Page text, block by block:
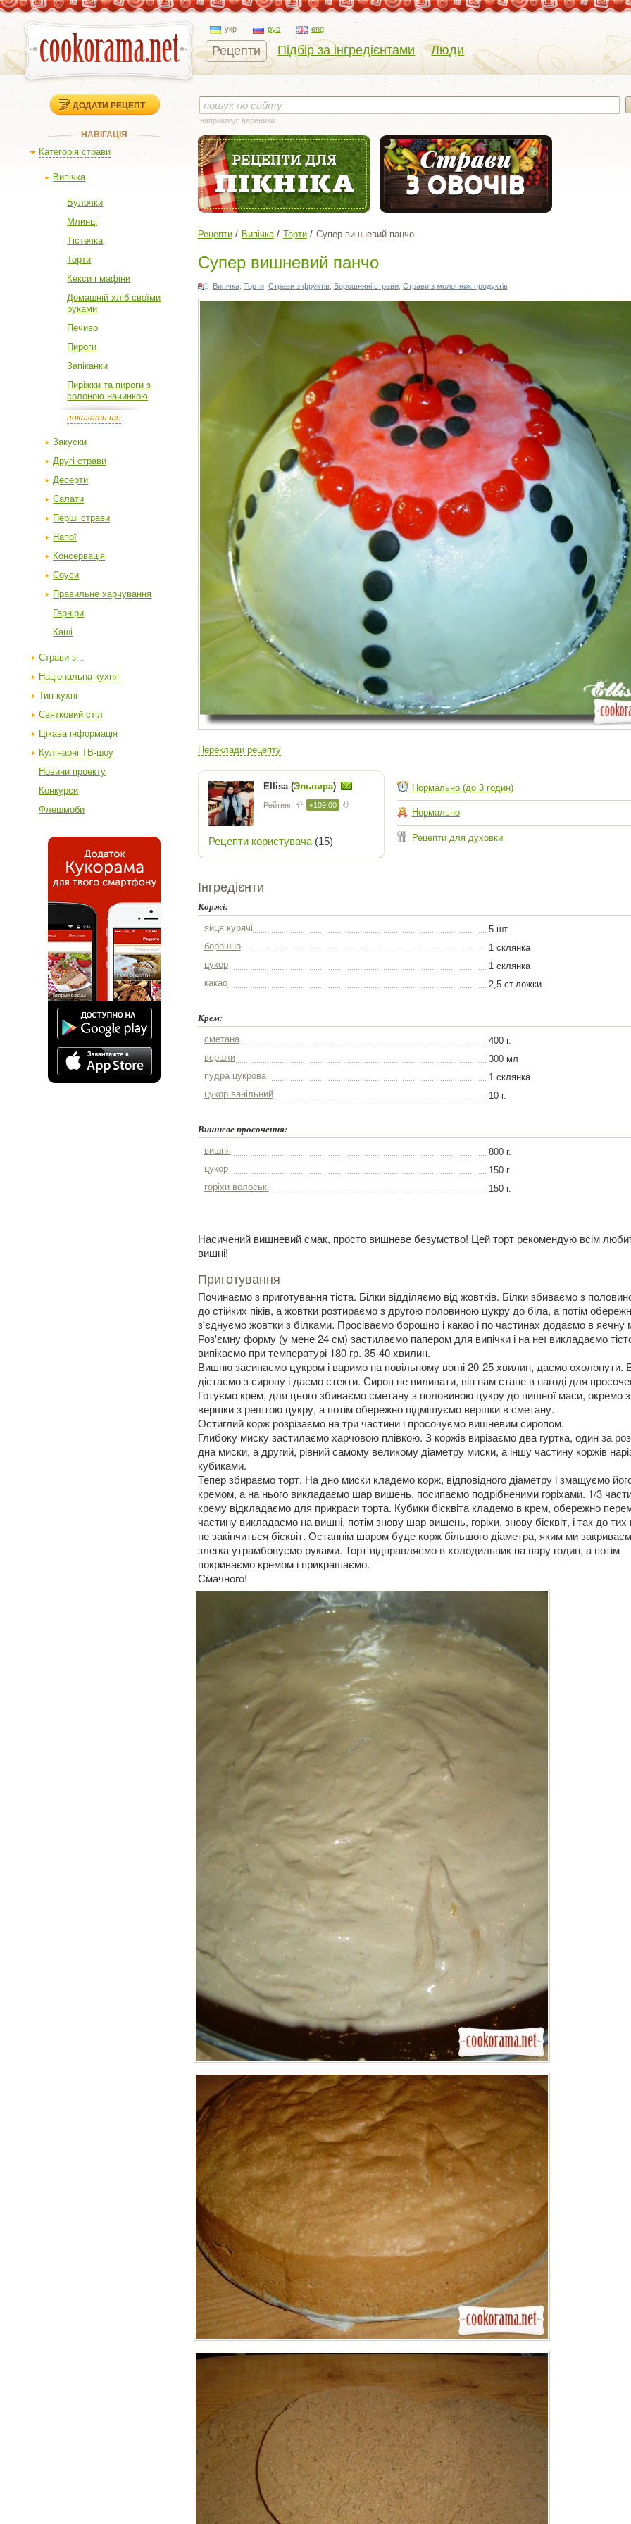
укр рус eng
Рецепти Підбір за інгредієнтами Люди
ДОДАТИ РЕЦЕПТ
НАВІГАЦІЯ
Категорія страви
Випічка
Булочки
Млинці
Тістечка
Торти
Кекси і мафіни
Домашній хліб своїми
руками
Печиво
Пироги
Запіканки
Пиріжки та пироги з
солоною начинкою
показати ще
Закуски
Другі страви
Десерти
Салати
Перші страви
Напої
Консервація
Соуси
Правильне харчування
Гарніри
Каші
Страви з...
Національна кухня
Тип кухні
Святковий стіл
Цікава інформація
Кулінарні ТВ-шоу
Новини проекту
Конкурси
Флешмоби
наприклад: вареники
Рецепти Випічка Торти Супер вишневий панчо
Супер вишневий панчо
Випічка, Торти, Страви з фруктів, Борошняні страви, Страви з молочних продуктів
Переклади рецепту
Ellisa (Эльвира)
Рейтинг +109.00
Рецепти користувача(15)
Нормально (до 3 годин)
Нормально
Рецепти для духовки
Інгредієнти
Коржі:
яйця курячі
5 шт.
борошно
1 склянка
цукор
1 склянка
какао
2,5 ст.ложки
Крем:
сметана
400 г.
вершки
300 мл
пудра цукрова
1 склянка
цукор ванільний
10 г.
Вишневе просочення:
вишня
800 г.
цукор
150 г.
горіхи волоські
150 г.
Насичений вишневий смак, просто вишневе безумство! Цей торт рекомендую всім
вишні!
Приготування
Починаємо з приготування тіста. Білки відділяємо від жовтків. Білки збиваємо з
до стійких піків, а жовтки розтираємо з другою половиною цукру до біла, а потім
з'єднуємо жовтки з білками. Просіваємо борошно і какао і по частинах додаємо в яєчну
Роз'ємну форму (у мене 24 см) застилаємо папером для випічки і на неї викладаємо
випікаємо при температурі 180 гр. 35-40 хвилин.
Вишню засипаємо цукром і варимо на повільному вогні 20-25 хвилин, даємо
дістаємо з сиропу і даємо стекти. Сироп не виливати, він нам стане в нагоді для
Готуємо крем, для цього збиваємо сметану з половиною цукру до пишної маси, окремо
вершки з рештою цукру, а потім обережно підмішуємо вершки в сметану.
Остиглий корж розрізаємо на три частини і просочуємо вишневим сиропом.
Глибоку миску застилаємо харчовою плівкою. З коржів вирізаємо два гуртка, один за
дна миски, а другий, рівний самому великому діаметру миски, а іншу частину коржів
кубиками.
Тепер збираємо торт. На дно миски кладемо корж, відповідного діаметру і змащуємо
кремом, а на нього викладаємо шар вишень, посипаємо подрібненими горіхами. 1/3
крему відкладаємо для прикраси торта. Кубики бісквіта кладемо в крем, обережно
частину викладаємо на вишні, потім знову шар вишень, горіхи, знову бісквіт, і так до тих
не закінчиться бісквіт. Останнім шаром буде корж більшого діаметра, яким ми
злегка утрамбовуємо руками. Торт відправляємо в холодильник на пару годин, а потім
покриваємо кремом і прикрашаємо.
Смачного!